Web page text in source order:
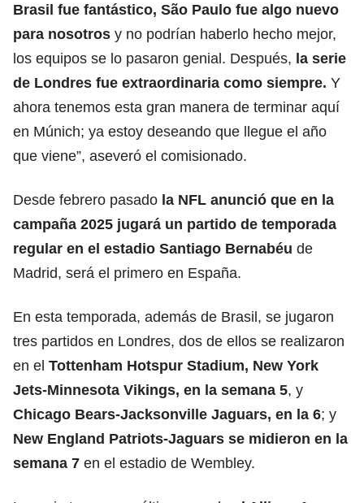
Brasil fue fantástico, São Paulo fue algo nuevo
para nosotros y no podrían haberlo hecho mejor,
los equipos se lo pasaron genial. Después, la serie
de Londres fue extraordinaria como siempre. Y
ahora tenemos esta gran manera de terminar aquí
en Múnich; ya estoy deseando que llegue el año
que viene”, aseveró el comisionado.
Desde febrero pasado la NFL anunció que en la
campaña 2025 jugará un partido de temporada
regular en el estadio Santiago Bernabéu de
Madrid, será el primero en España.
En esta temporada, además de Brasil, se jugaron
tres partidos en Londres, dos de ellos se realizaron
en el Tottenham Hotspur Stadium, New York
Jets-Minnesota Vikings, en la semana 5, y
Chicago Bears-Jacksonville Jaguars, en la 6; y
New England Patriots-Jaguars se midieron en la
semana 7 en el estadio de Wembley.